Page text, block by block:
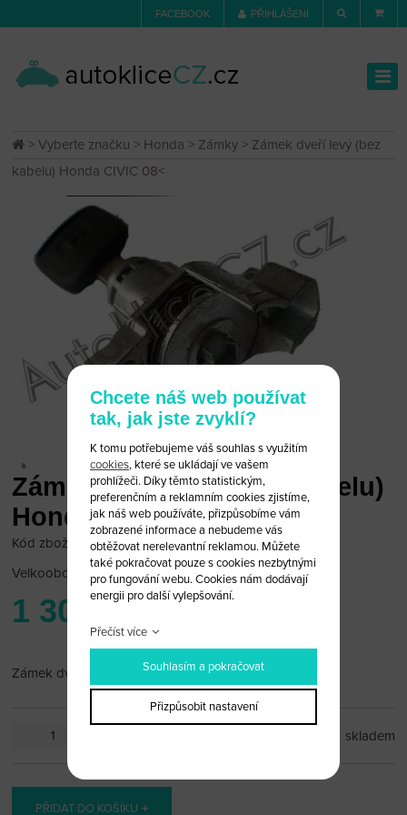
FACEBOOK PŘIHLÁŠENÍ
>Vyberte značku > Honda > Zámky > Zámek dveří levý (bez
kabelu) Honda CIVIC 08<
Zámek dveří levý (bez kabelu)
Honda CIVIC 08<
Kód zboží: honda_zam_L09B
Velkoobchodní cena:po přihlášení
1 300 Kč
Zámek dveří levý (bez kabelu) Honda CIVIC 08<
skladem
PŘIDAT DO KOŠÍKU
Chcete náš web používat
tak, jak jste zvyklí?
K tomu potřebujeme váš souhlas s využitím
cookies, které se ukládají ve vašem
prohlížeči. Díky těmto statistickým,
preferenčním a reklamním cookies zjistíme,
jak náš web používáte, přizpůsobíme vám
zobrazené informace a nebudeme vás
obtěžovat nerelevantní reklamou. Můžete
také pokračovat pouze s cookies nezbytnými
pro fungování webu. Cookies nám dodávají
energii pro další vylepšování.
Přečíst více
Souhlasím a pokračovat
Přizpůsobit nastavení